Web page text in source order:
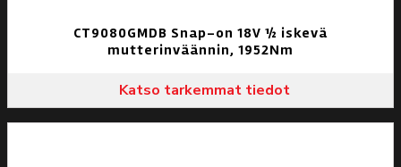
CT9080GMDB Snap-on 18V ½ iskevä
mutterinväännin, 1952Nm
Katso tarkemmat tiedot